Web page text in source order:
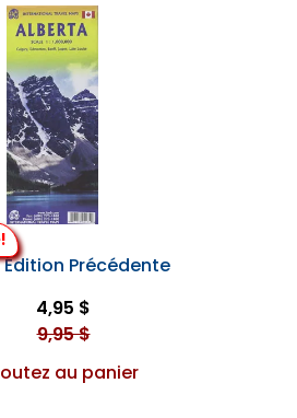
Précédente
4,95 $
9,95 $
au panier